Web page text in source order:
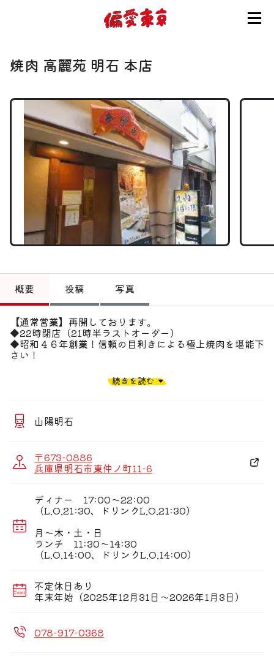
使い方
ログイン
会員登録
お知らせ
トップ
偏愛コミュニティ
投稿
偏愛記事
偏愛スポット
焼肉 高麗苑 明石 本店
概要 投稿 写真
【通常営業】再開しております。
◆22時閉店（21時半ラストオーダー）
◆昭和４６年創業！信頼の目利きによる極上焼肉を堪能下
さい！
■□■□ 『路地裏の名店』高麗苑の人気の秘密
ます。
その理由は・・・
その① 創業昭和４６年、確かな肉を見るマスターの目で
厳選した黒毛和牛
その肉の品質は、神戸のステーキレストランをも
その② 黒毛和牛の洗練された部分を使用し、超絶のサシ
入りの肉はフワフワで、溶けちゃいます。
その③ その最高級の霜降り和牛を驚きの価格で提供！
その④ 選び抜かれた極上のホルモンだからこその旨味、
店内階段に貼られた「数々のボクシングチャンピオン」
「オリンピック金メダリスト」「プロ野球選手」、皆様ご
ンや写真が並ぶのも思わず納得の人気店です。
続きを読む
山陽明石
〒673-0886
兵庫県明石市東仲ノ町11-6
ディナー 17:00〜22:00
（L.O.21:30、ドリンクL.O.21:30）
月〜木・土・日
ランチ 11:30〜14:30
（L.O.14:00、ドリンクL.O.14:00）
不定休日あり
年末年始（2025年12月31日〜2026年1月3日）
078-917-0368